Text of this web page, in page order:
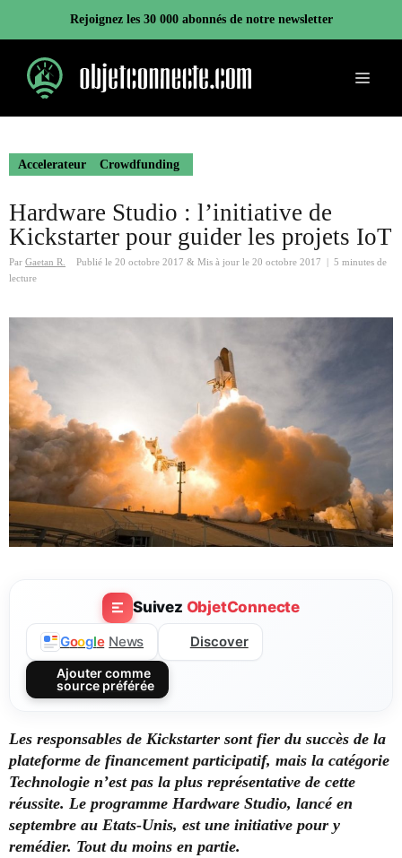
contenu
Rejoignez les 30 000 abonnés de notre newsletter
Menu
Accelerateur Crowdfunding
Hardware Studio : l’initiative de
Kickstarter pour guider les projets IoT
Par Gaetan R. Publié le 20 octobre 2017 & Mis à jour le 20 octobre 2017
5 minutes de
lecture
Suivez ObjetConnecte
Google News Discover
Ajouter comme
source préférée
Les responsables de Kickstarter sont fier du succès de la
plateforme de financement participatif, mais la catégorie
Technologie n’est pas la plus représentative de cette
réussite. Le programme Hardware Studio, lancé en
septembre au Etats-Unis, est une initiative pour y
remédier. Tout du moins en partie.